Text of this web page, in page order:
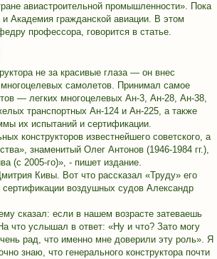
авиастроительной промышленности». Пока
Академия гражданской авиации. В этом
профессора, говорится в статье.
не за красивые глаза — он внес
самолетов. Принимал самое
— легких многоцелевых Ан-3, Ан-28, Ан-38,
транспортных Ан-124 и Ан-225, а также
их испытаний и сертификации.
конструкторов известнейшего советского, а
знаменитый Олег Антонов (1946-1984 гг.),
(с 2005-го)», - пишет издание.
Кивы. Вот что рассказал «Труду» его
сертификации воздушных судов Александр
сказал: если в нашем возрасте затеваешь
что услышал в ответ: «Ну и что? Зато могу
рад, что именно мне доверили эту роль». Я
знаю, что генерального конструктора почти